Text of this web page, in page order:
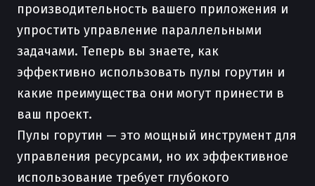
производительность вашего приложения и
упростить управление параллельными
задачами. Теперь вы знаете, как
эффективно использовать пулы горутин и
какие преимущества они могут принести в
ваш проект.
Пулы горутин — это мощный инструмент для
управления ресурсами, но их эффективное
использование требует глубокого